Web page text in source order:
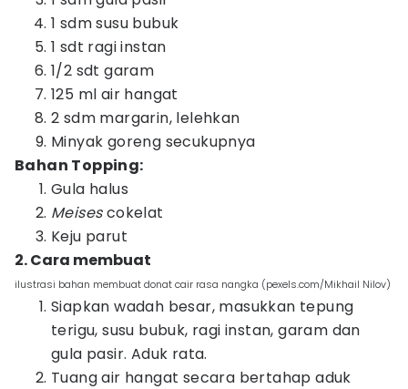
1 sdm susu bubuk
1 sdt ragi instan
1/2 sdt garam
125 ml air hangat
2 sdm margarin, lelehkan
Minyak goreng secukupnya
Bahan Topping:
Gula halus
Meisescokelat
Keju parut
2. Cara membuat
ilustrasi bahan membuat donat cair rasa nangka (pexels.com/Mikhail Nilov)
Siapkan wadah besar, masukkan tepung
terigu, susu bubuk, ragi instan, garam dan
gula pasir. Aduk rata.
Tuang air hangat secara bertahap aduk